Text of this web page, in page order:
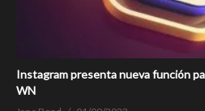
Instagram presenta nueva función
WN